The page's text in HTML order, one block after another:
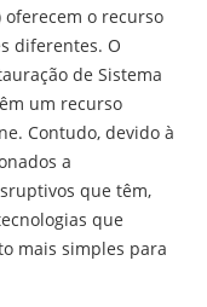
oferecem o recurso
diferentes. O
de Sistema
um recurso
Contudo, devido à
a
que têm,
que
mais simples para